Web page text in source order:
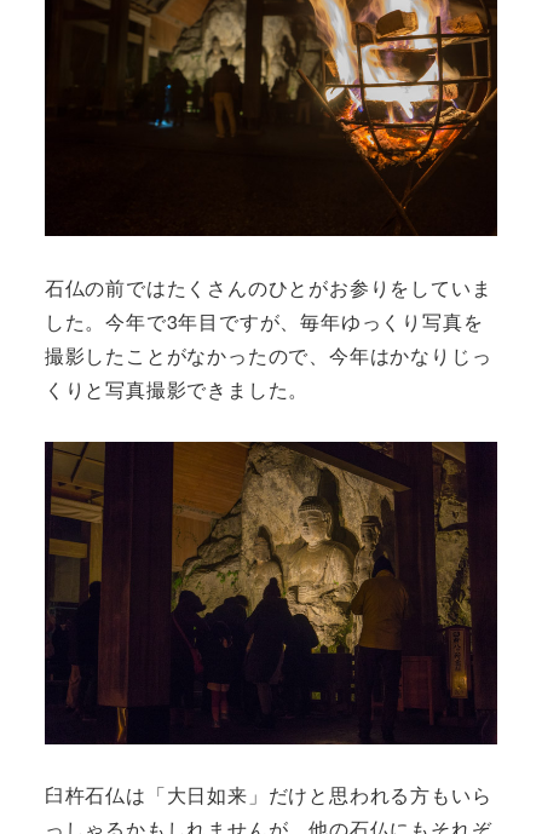
石仏の前ではたくさんのひとがお参りをしていま
した。今年で3年目ですが、毎年ゆっくり写真を
撮影したことがなかったので、今年はかなりじっ
くりと写真撮影できました。
臼杵石仏は「大日如来」だけと思われる方もいら